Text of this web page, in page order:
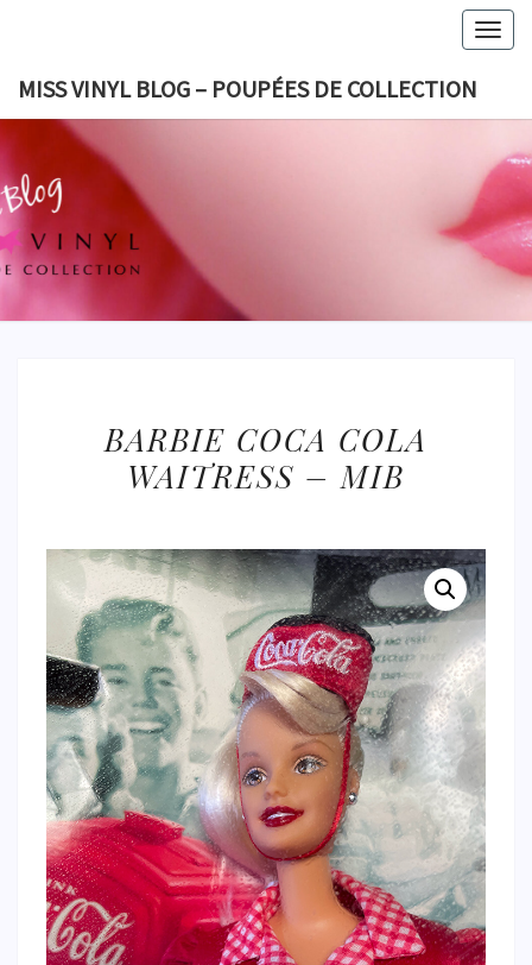
content
MISS VINYL BLOG – POUPÉES DE COLLECTION
MISS
BLOG
COCA
COLA
MIB
BARBIE COCA COLA
WAITRESS – MIB